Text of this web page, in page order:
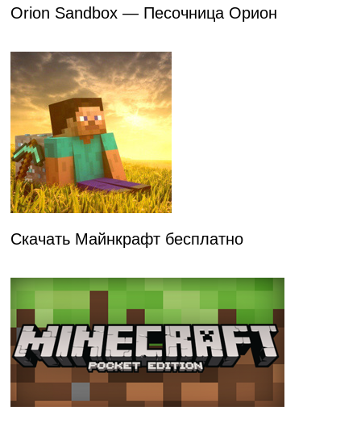
Orion Sandbox — Песочница Орион
Скачать Майнкрафт бесплатно